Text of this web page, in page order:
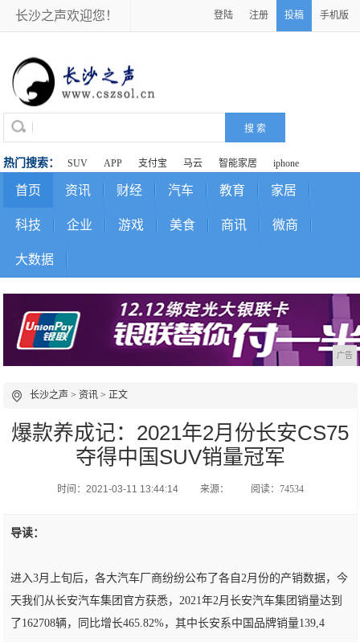
长沙之声欢迎您！ 登陆 注册 投稿 手机版
热门搜索： SUV APP 支付宝 马云 智能家居 iphone
首页 资讯 财经 汽车 教育 家居
科技 企业 游戏 美食 商讯 微商
大数据
广告
长沙之声 >资讯 > 正文
爆款养成记：2021年2月份长安CS75
夺得中国SUV销量冠军
时间：2021-03-11 13:44:14 来源： 阅读：74534
导读：
进入3月上旬后，各大汽车厂商纷纷公布了各自2月份的产销数据，今
天我们从长安汽车集团官方获悉，2021年2月长安汽车集团销量达到
了162708辆，同比增长465.82%，其中长安系中国品牌销量139,4